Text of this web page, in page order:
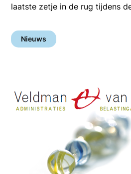
laatste zetje in de rug tijdens
Nieuws